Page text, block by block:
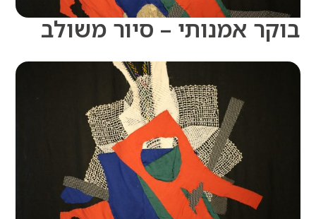
אמנותי – סיור משולב